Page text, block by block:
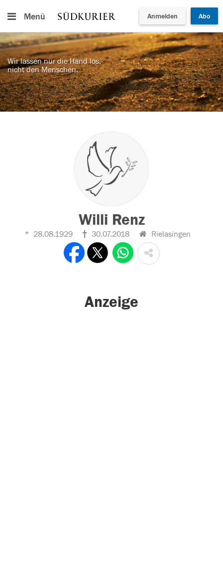
Menü Anmelden Abo
Wir lassen nur die Hand los,
nicht den Menschen.
Willi Renz
28.08.1929 30.07.2018 Rielasingen
Anzeige